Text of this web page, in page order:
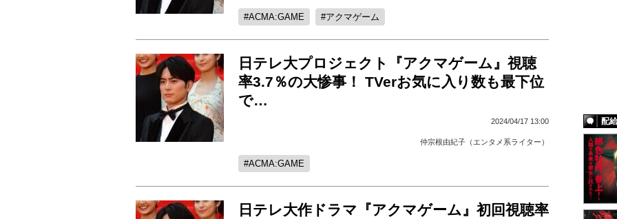
ACMA:GAME アクマゲーム
日テレ大プロジェクト『アクマゲーム』視聴
率3.7％の大惨事！ TVerお気に入り数も最下位
で…
2024/04/17 13:00
仲宗根由紀子（エンタメ系ライター）
ACMA:GAME
日テレ大作ドラマ『アクマゲーム』初回視聴率
配